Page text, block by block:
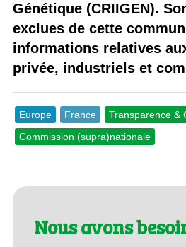
Génétique (CRIIGEN).
exclues de cette
informations relatives
privée, industriels et
Europe France
Transparence &
Commission (supra)nationale
Nous avons